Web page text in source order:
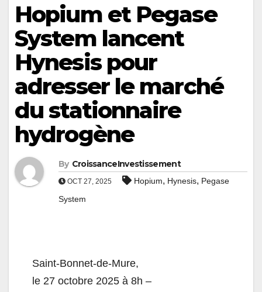
Hopium et Pegase
System lancent
Hynesis pour
adresser le marché
du stationnaire
hydrogène
By CroissanceInvestissement
OCT 27, 2025 Hopium, Hynesis, Pegase
System
Saint-Bonnet-de-Mure,
le 27 octobre 2025 à 8h –